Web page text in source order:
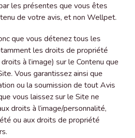
les présentes que vous êtes
de votre avis, et non Wellpet.
que vous détenez tous les
les droits de propriété
à l’image) sur le Contenu que
Vous garantissez ainsi que
ou la soumission de tout Avis
vous laissez sur le Site ne
droits à l’image/personnalité,
ou aux droits de propriété